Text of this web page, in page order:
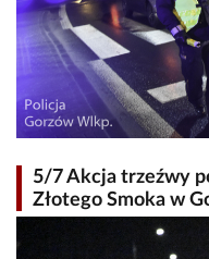
5/7 Akcja trzeźwy
Złotego Smoka w